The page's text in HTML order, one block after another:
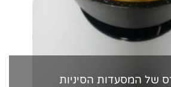
של המסעדות הסיניות